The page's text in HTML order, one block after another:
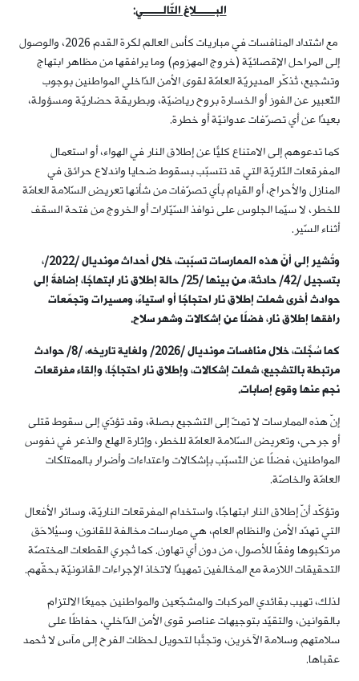
البــــــلاغ التّالــــــي:
مع اشتداد المنافسات في مباريات كأس العالم لكرة القدم 2026، والوصول
إلى المراحل الإقصائيّة (خروج المهزوم) وما يرافقها من مظاهر ابتهاج
وتشجيع، تُذكّر المديريّة العامّة لقوى الأمن الدّاخلي المواطنين بوجوب
التّعبير عن الفوز أو الخسارة بروح رياضيّة، وبطريقة حضاريّة ومسؤولة،
بعيدًا عن أي تصرّفات عدوانيّة أو خطرة.
كما تدعوهم إلى الامتناع كليًّا عن إطلاق النار في الهواء، أو استعمال
المفرقعات النّاريّة التي قد تتسبّب بسقوط ضحايا واندلاع حرائق في
المنازل والأحراج، أو القيام بأي تصرّفات من شأنها تعريض السّلامة العامّة
للخطر، لا سيّما الجلوس على نوافذ السّيّارات أو الخروج من فتحة السقف
أثناء السّير.
وتُشير إلى أنّ هذه الممارسات تسبّبت، خلال أحداث مونديال /2022/،
بتسجيل /42/ حادثة، من بينها /25/ حالة إطلاق نار ابتهاجًا، إضافةً إلى
حوادث أخرى شملت إطلاق نار احتجاجًا أو استياءً، ومسيرات وتجمّعات
رافقها إطلاق نار، فضلًا عن إشكالات وشهر سلاح.
كما سُجِّلت، خلال منافسات مونديال /2026/ ولغاية تاريخه، /8/ حوادث
مرتبطة بالتشجيع، شملت إشكالات، وإطلاق نار احتجاجًا، وإلقاء مفرقعات
نجم عنها وقوع إصابات.
إنّ هذه الممارسات لا تمتّ إلى التشجيع بصلة، وقد تؤدّي إلى سقوط قتلى
أو جرحى، وتعريض السّلامة العامّة للخطر، وإثارة الهلع والذعر في نفوس
المواطنين، فضلًا عن التّسبّب بإشكالات واعتداءات وأضرار بالممتلكات
العامّة والخاصّة.
وتؤكّد أنّ إطلاق النار ابتهاجًا، واستخدام المفرقعات الناريّة، وسائر الأفعال
التي تهدّد الأمن والنظام العام، هي ممارسات مخالفة للقانون، وسيُلاحَق
مرتكبوها وفقًا للأصول، من دون أي تهاون. كما تُجري القطعات المختصّة
التحقيقات اللازمة مع المخالفين تمهيدًا لاتخاذ الإجراءات القانونيّة بحقّهم.
لذلك، تهيب بقائدي المركبات والمشجّعين والمواطنين جميعًا الالتزام
بالقوانين، والتقيّد بتوجيهات عناصر قوى الأمن الدّاخلي، حفاظًا على
سلامتهم وسلامة الآخرين، وتجنّبًا لتحويل لحظات الفرح إلى مآسٍ لا تُحمد
عقباها.